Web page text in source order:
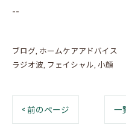
--
ブログ ホームケアアドバイス
ラジオ波 フェイシャル 小顔
< 前のページ 一